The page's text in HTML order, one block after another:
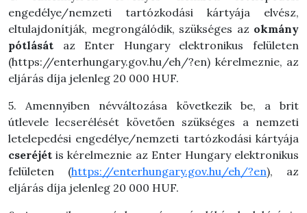
engedélye/nemzeti tartózkodási kártyája elvész,
eltulajdonítják, megrongálódik, szükséges az okmány
pótlását az Enter Hungary elektronikus felületen
(https://enterhungary.gov.hu/eh/?en) kérelmeznie, az
eljárás díja jelenleg 20 000 HUF.
5. Amennyiben névváltozása következik be, a brit
útlevele lecserélését követően szükséges a nemzeti
letelepedési engedélye/nemzeti tartózkodási kártyája
cseréjétis kérelmeznie az Enter Hungary elektronikus
felületen (https://enterhungary.gov.hu/eh/?en), az
eljárás díja jelenleg 20 000 HUF.